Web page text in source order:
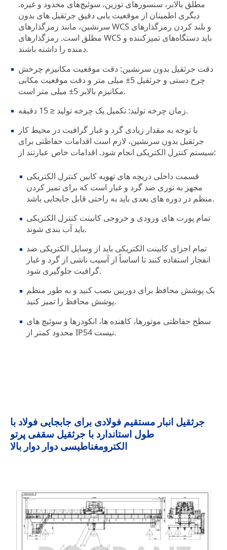
مطلق بالابر، سنسورهای توزین، سوئیچ‌های محدود و غیره.
دیگری اطمینان از موقعیت یابی دقیق جرثقیل های بدون
سرنشین، مانند رمزگذارهای WCS و بلند کردن رمزگذارهای
مطلق است. رمزگذارهای WCS باید دستگاه‌های تمیزکننده و
دمنده را داشته باشند.
دقت جرثقیل بدون سرنشین: دقت موقعیت مکانیزم چرخش
چرخ دستی و جرثقیل 5± میلی متر و دقت موقعیت مکانی
مکانیزم بالابر 5± میلی متر است.
زمان چرخه تولید: تکمیل یک چرخه تولید ≤ 15 دقیقه.
با توجه به مقدار زیادی گرد و غبار گرافیت در محیط کار
جرثقیل بدون سرنشین، لازم است اقدامات حفاظتی برای
سیستم کنترل الکتریکی انجام شود. اقدامات خاص عبارتند از:
قسمت داخلی دریچه های تهویه کابین کنترل الکتریکی
مجهز به توری ضد گرد و غبار است که برای تمیز کردن
منظم در دوره های بعدی باید به راحتی قابل جابجایی باشد.
تمام پورت های ورودی و خروجی کابینت کنترل الکتریکی
باید آب بندی شوند.
تمام اجزای کابینت الکتریکی باید از وسایل الکتریکی ضد
انفجار استفاده کنند تا اساساً از آسیب ناشی از گرد و غبار
گرافیت جلوگیری شود.
یک پوشش محافظ برای دوربین نصب کنید و به طور منظم
پوشش محافظ را تمیز کنید.
سطح حفاظتی موتورها، کاهنده ها، انکودرها و سوئیچ های
محدود کمتر از IP54 نیست.
جرثقیل انبار مستقیم فولادی برای جابجایی فولاد با
طول استاندارد با جرثقیل سقفی پرتو
الکترومغناطیسی دوار دوار بالا